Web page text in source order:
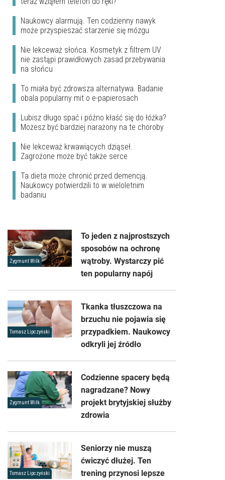
Naukowcy alarmują. Ten codzienny nawyk
może przyspieszać starzenie się mózgu
Nie lekceważ słońca. Kosmetyk z filtrem UV
nie zastąpi prawidłowych zasad przebywania
na słońcu
To miała być zdrowsza alternatywa. Badanie
obala popularny mit o e-papierosach
Lubisz długo spać i późno kłaść się do łóżka?
Możesz być bardziej narażony na te choroby
Nie lekceważ krwawiących dziąseł.
Zagrożone może być także serce
Ta dieta może chronić przed demencją.
Naukowcy potwierdzili to w wieloletnim
badaniu
Zygmunt Wilk
To jeden z najprostszych
sposobów na ochronę
wątroby. Wystarczy pić
ten popularny napój
Tomasz Lipczyński
Tkanka tłuszczowa na
brzuchu nie pojawia się
przypadkiem. Naukowcy
odkryli jej źródło
Zygmunt Wilk
Codzienne spacery będą
nagradzane? Nowy
projekt brytyjskiej służby
zdrowia
Tomasz Lipczyński
Seniorzy nie muszą
ćwiczyć dłużej. Ten
trening przynosi lepsze